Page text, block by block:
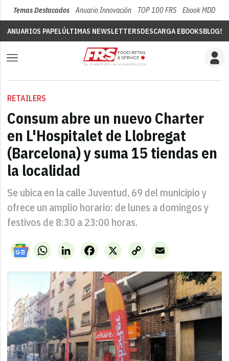
Temas Destacados Anuario Innovación TOP 100 FRS Ebook MDD
ANUARIOS PAPELÚLTIMAS NEWSLETTERSDESCARGA EBOOKSBLOGS
RETAILERS
Consum abre un nuevo Charter
en L'Hospitalet de Llobregat
(Barcelona) y suma 15 tiendas en
la localidad
Se ubica en la calle Juventud, 69 del municipio y
ofrece un amplio horario: de lunes a domingos y
festivos de 8:30 a 23:00 horas.
WhatsAppLinkedIn X
Facebook
Copy
Link
Email